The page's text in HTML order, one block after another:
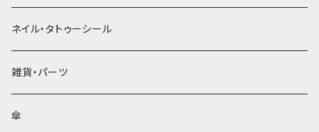
ネイル・タトゥーシール
雑貨・パーツ
傘